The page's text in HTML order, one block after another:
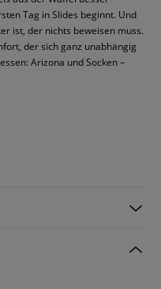
Tag in Slides beginnt. Und
ist, der nichts beweisen muss.
der sich ganz unabhängig
Arizona und Socken –